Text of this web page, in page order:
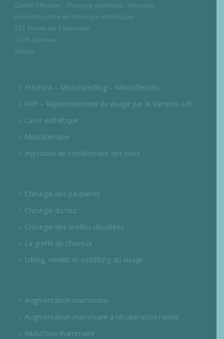
Daniel Meunier, chirurgie plastique, chirurgie
reconstructrice et chirurgie esthétique
112 Route de Florissant
1206 Genève
Suisse
Fractora – MicroNeedling – MacroResults
PRP – Rajeunissement du visage par le Vampire-Lift
Laser esthétique
Mésothérapie
Injections de comblement des rides
Chirurgie des paupières
Chirurgie du nez
Chirurgie des oreilles décollées
La greffe de cheveux
Lifting, minilift et softlifting du visage
Augmentation mammaire
Augmentation mammaire à récupération rapide
Réduction mammaire